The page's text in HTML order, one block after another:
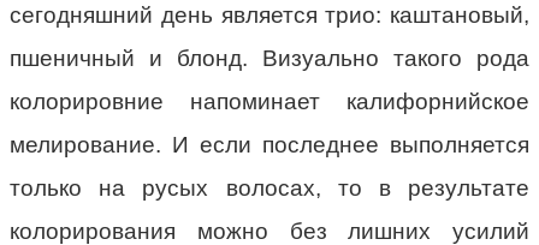
сегодняшний день является трио: каштановый,
пшеничный и блонд. Визуально такого рода
колорировние напоминает калифорнийское
мелирование. И если последнее выполняется
только на русых волосах, то в результате
колорирования можно без лишних усилий